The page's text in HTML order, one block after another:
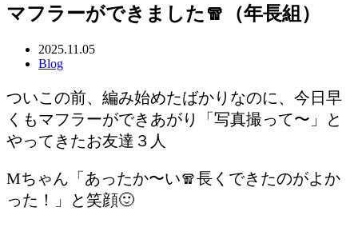
マフラーができました🧣（年長組）
2025.11.05
Blog
ついこの前、編み始めたばかりなのに、今日早
くもマフラーができあがり「写真撮って〜」と
やってきたお友達３人
Mちゃん「あったか〜い🧣長くできたのがよか
った！」と笑顔🙂